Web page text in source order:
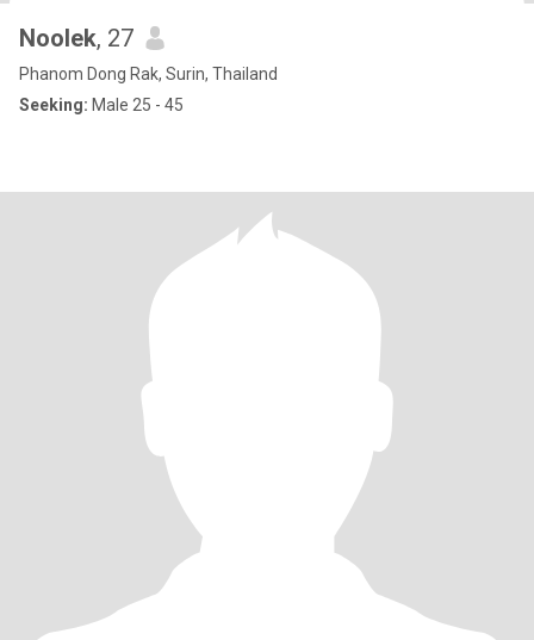
Noolek, 27
Phanom Dong Rak, Surin, Thailand
Seeking: Male 25 - 45